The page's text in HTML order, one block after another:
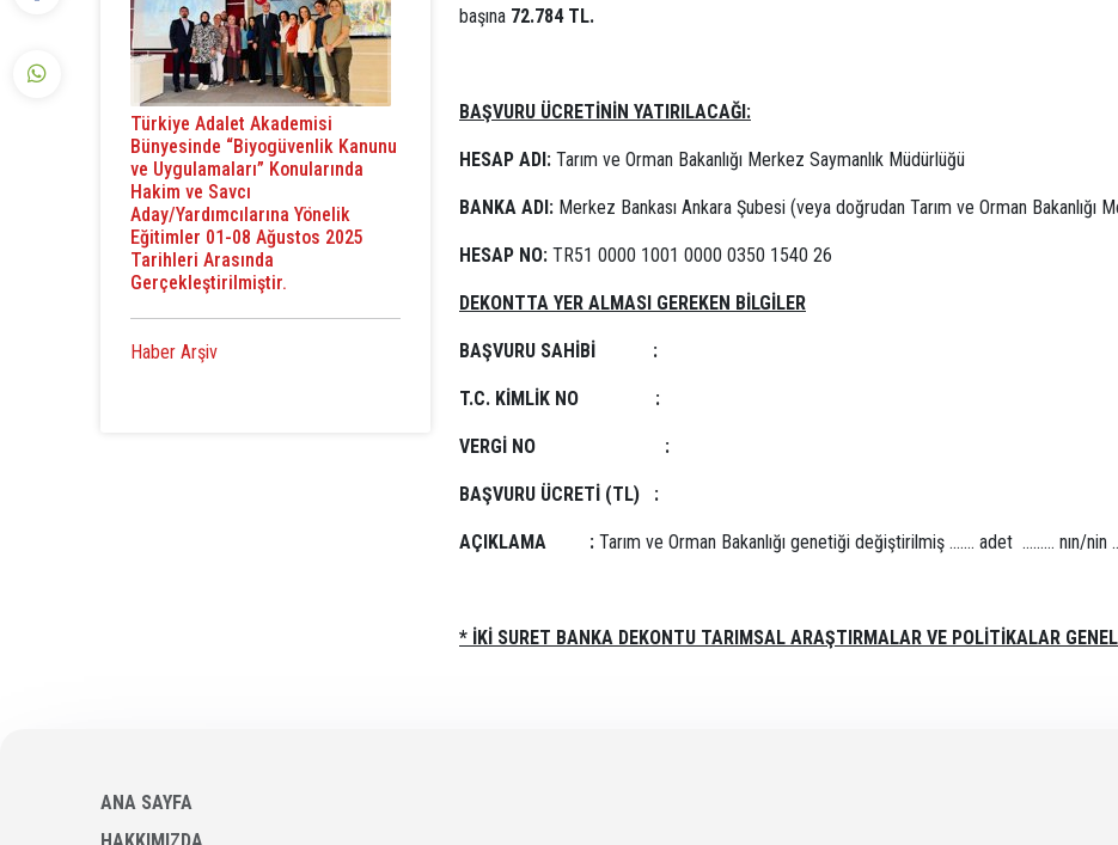
başına 72.784 TL.
BAŞVURU ÜCRETİNİN YATIRILACAĞI:
HESAP ADI: Tarım ve Orman Bakanlığı Merkez Saymanlık Müdürlüğü
BANKA ADI: Merkez Bankası Ankara Şubesi (veya doğrudan Tarım ve Orman Bakanlığı
HESAP NO: TR51 0000 1001 0000 0350 1540 26
DEKONTTA YER ALMASI GEREKEN BİLGİLER
BAŞVURU SAHİBİ :
T.C. KİMLİK NO :
VERGİ NO :
BAŞVURU ÜCRETİ (TL) :
AÇIKLAMA : Tarım ve Orman Bakanlığı genetiği değiştirilmiş ……. adet ……… nın/nin
* İKİ SURET BANKA DEKONTU TARIMSAL ARAŞTIRMALAR VE POLİTİKALAR
Türkiye Adalet Akademisi
Bünyesinde “Biyogüvenlik Kanunu
ve Uygulamaları” Konularında
Hakim ve Savcı
Aday/Yardımcılarına Yönelik
Eğitimler 01-08 Ağustos 2025
Tarihleri Arasında
Gerçekleştirilmiştir.
Haber Arşiv
ANA SAYFA